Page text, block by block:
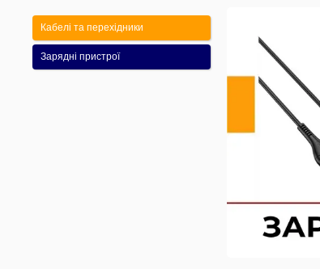
Кабелі та перехідники
Зарядні пристрої